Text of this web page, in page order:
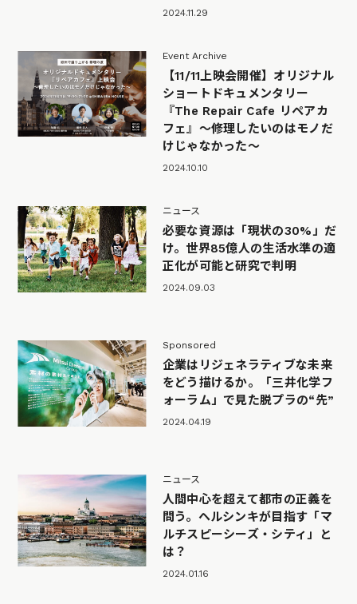
2024.11.29
Event Archive
【11/11上映会開催】オリジナル
ショートドキュメンタリー
『The Repair Cafe リペアカ
フェ』〜修理したいのはモノだ
けじゃなかった〜
2024.10.10
ニュース
必要な資源は「現状の30%」だ
け。世界85億人の生活水準の適
正化が可能と研究で判明
2024.09.03
Sponsored
企業はリジェネラティブな未来
をどう描けるか。「三井化学フ
ォーラム」で見た脱プラの“先”
2024.04.19
ニュース
人間中心を超えて都市の正義を
問う。ヘルシンキが目指す「マ
ルチスピーシーズ・シティ」と
は？
2024.01.16